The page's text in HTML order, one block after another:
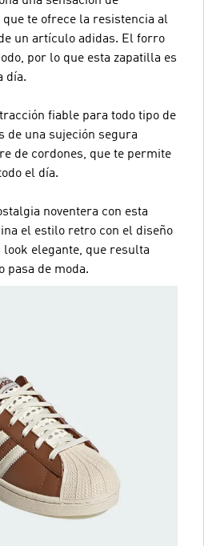
te ofrece la resistencia al
un artículo adidas. El forro
por lo que esta zapatilla es
día.
fiable para todo tipo de
de una sujeción segura
de cordones, que te permite
el día.
noventera con esta
el estilo retro con el diseño
look elegante, que resulta
pasa de moda.